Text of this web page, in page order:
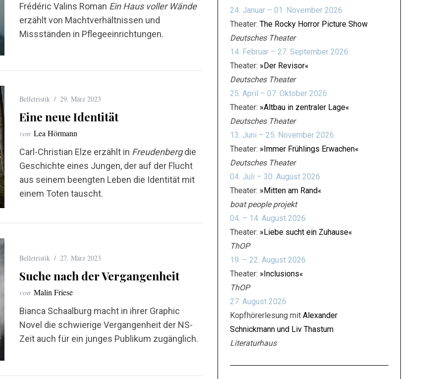
Frédéric Valins Roman Ein Haus voller Wände
erzählt von Machtverhältnissen und
Missständen in Pflegeeinrichtungen.
Belletristik 29. März 2023
Eine neue Identität
von Lea Hörmann
Carl-Christian Elze erzählt in Freudenbergdie
Geschichte eines Jungen, der auf der Flucht
aus seinem beengten Leben die Identität mit
einem Toten tauscht.
Belletristik 27. März 2023
Suche nach der Vergangenheit
von Malin Friese
Bianca Schaalburg macht in ihrer Graphic
Novel die schwierige Vergangenheit der NS-
Zeit auch für ein junges Publikum zugänglich.
24. Januar – 01. November 2026
Theater: The Rocky Horror Picture Show
Deutsches Theater
14. Februar – 27. September 2026
Theater: »Der Revisor«
Deutsches Theater
25. April – 07. Oktober 2026
Theater: »Altbau in zentraler Lage«
Deutsches Theater
13. Juni – 25. November 2026
Theater: »Immer Frühlings Erwachen«
Deutsches Theater
04. Juli – 30. August 2026
Theater: »Mitten am Rand«
boat people projekt
04. – 14. August 2026
Theater: »Liebe sucht ein Zuhause«
ThOP
19. – 22. August 2026
Theater: »Inclusions«
ThOP
27. August 2026
Kopfhörerlesung mit Alexander
Schnickmann und Liv Thastum
Literaturhaus